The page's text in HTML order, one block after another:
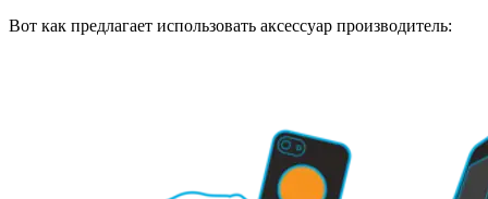
Вот как предлагает использовать аксессуар производитель: